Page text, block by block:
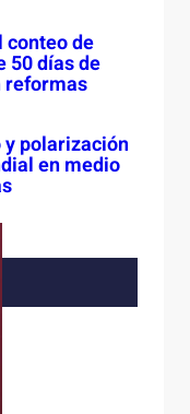
conteo de
50 días de
reformas
polarización
en medio